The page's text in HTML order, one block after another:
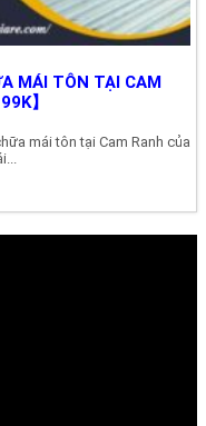
MÁI TÔN TẠI CAM
】
mái tôn tại Cam Ranh của